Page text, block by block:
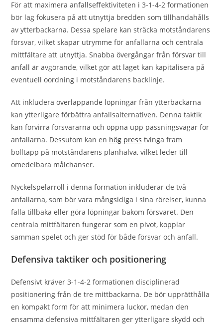
För att maximera anfallseffektiviteten i 3-1-4-2 formationen
bör lag fokusera på att utnyttja bredden som tillhandahålls
av ytterbackarna. Dessa spelare kan sträcka motståndarens
försvar, vilket skapar utrymme för anfallarna och centrala
mittfältare att utnyttja. Snabba övergångar från försvar till
anfall är avgörande, vilket gör att laget kan kapitalisera på
eventuell oordning i motståndarens backlinje.
Att inkludera överlappande löpningar från ytterbackarna
kan ytterligare förbättra anfallsalternativen. Denna taktik
kan förvirra försvararna och öppna upp passningsvägar för
anfallarna. Dessutom kan en hög press tvinga fram
bolltapp på motståndarens planhalva, vilket leder till
omedelbara målchanser.
Nyckelspelarroll i denna formation inkluderar de två
anfallarna, som bör vara mångsidiga i sina rörelser, kunna
falla tillbaka eller göra löpningar bakom försvaret. Den
centrala mittfältaren fungerar som en pivot, kopplar
samman spelet och ger stöd för både försvar och anfall.
Defensiva taktiker och positionering
Defensivt kräver 3-1-4-2 formationen disciplinerad
positionering från de tre mittbackarna. De bör upprätthålla
en kompakt form för att minimera luckor, medan den
ensamma defensiva mittfältaren ger ytterligare skydd och